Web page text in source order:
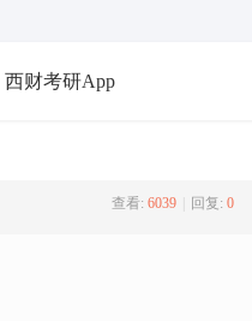
西财考研App
查看: 6039 回复: 0